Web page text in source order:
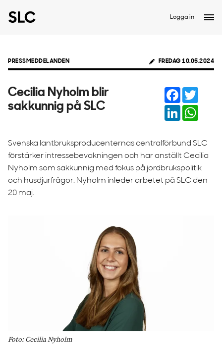
Logga in
PRESSMEDDELANDEN FREDAG 10.05.2024
Cecilia Nyholm blir
sakkunnig på SLC
Facebook
LinkedIn
Svenska lantbruksproducenternas centralförbund SLC
förstärker intressebevakningen och har anställt Cecilia
Nyholm som sakkunnig med fokus på jordbrukspolitik
och husdjurfrågor. Nyholm inleder arbetet på SLC den
20 maj.
Foto: Cecilia Nyholm